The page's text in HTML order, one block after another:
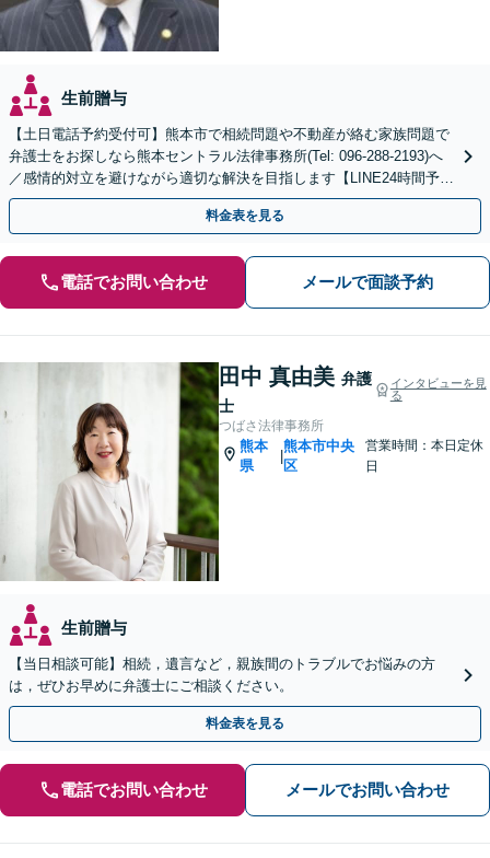
生前贈与
【土日電話予約受付可】熊本市で相続問題や不動産が絡む家族問題で
弁護士をお探しなら熊本セントラル法律事務所(Tel: 096-288-2193)へ
／感情的対立を避けながら適切な解決を目指します【LINE24時間予約
受付可】【休日・夜間相談可】
料金表を見る
電話でお問い合わせ メールで面談予約
田中 真由美 弁護
士
インタビューを見
る
つばさ法律事務所
熊本
県
|
熊本市中央
区
営業時間：本日定休
日
生前贈与
【当日相談可能】相続，遺言など，親族間のトラブルでお悩みの方
は，ぜひお早めに弁護士にご相談ください。
料金表を見る
電話でお問い合わせ メールでお問い合わせ